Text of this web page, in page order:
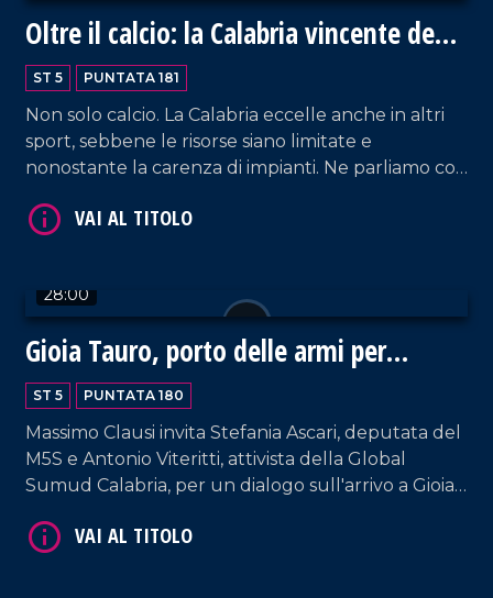
Oltre il calcio: la Calabria vincente degli
altri sport
ST 5 PUNTATA 181
Non solo calcio. La Calabria eccelle anche in altri
sport, sebbene le risorse siano limitate e
nonostante la carenza di impianti. Ne parliamo con
Basket Cosenza, e Billy Gurnari, direttore tecnico
28:00
Gioia Tauro, porto delle armi per
Israele?
ST 5 PUNTATA 180
Massimo Clausi invita Stefania Ascari, deputata del
M5S e Antonio Viteritti, attivista della Global
Sumud Calabria, per un dialogo sull'arrivo a Gioia
materiale atto a produrre armi per Israele.
VAI AL TITOLO
VAI AL TITOLO